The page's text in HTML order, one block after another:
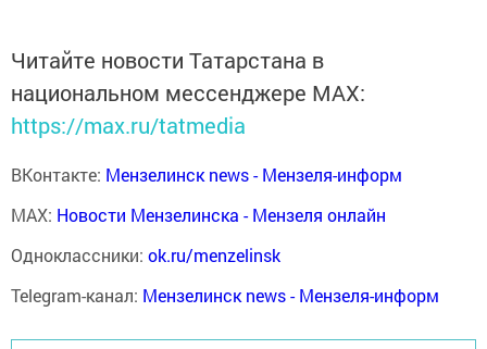
Читайте новости Татарстана в
национальном мессенджере MАХ:
https://max.ru/tatmedia
ВКонтакте: Мензелинск news - Мензеля-информ
MAX: Новости Мензелинска - Мензеля онлайн
Одноклассники: ok.ru/menzelinsk
Telegram-канал: Мензелинск news - Мензеля-информ